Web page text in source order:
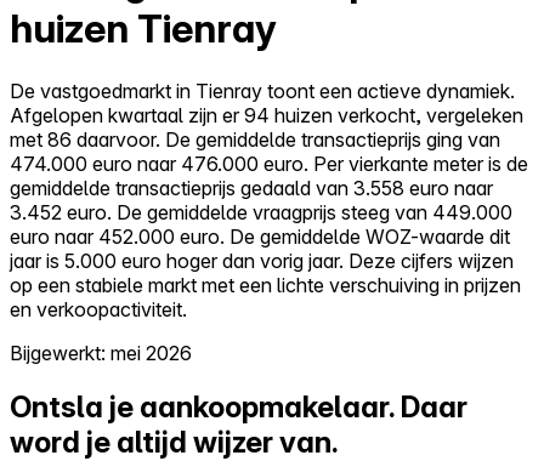
huizen Tienray
De vastgoedmarkt in Tienray toont een actieve dynamiek.
Afgelopen kwartaal zijn er 94 huizen verkocht, vergeleken
met 86 daarvoor. De gemiddelde transactieprijs ging van
474.000 euro naar 476.000 euro. Per vierkante meter is de
gemiddelde transactieprijs gedaald van 3.558 euro naar
3.452 euro. De gemiddelde vraagprijs steeg van 449.000
euro naar 452.000 euro. De gemiddelde WOZ-waarde dit
jaar is 5.000 euro hoger dan vorig jaar. Deze cijfers wijzen
op een stabiele markt met een lichte verschuiving in prijzen
en verkoopactiviteit.
Bijgewerkt: mei 2026
Ontsla je aankoopmakelaar. Daar
word je altijd wijzer van.